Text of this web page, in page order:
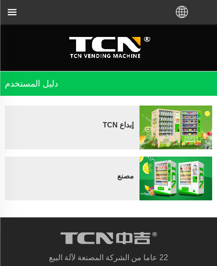
دليل المستخدم
إبداع TCN
مصنع
22 عاما من الشركة المصنعة لآلة البيع